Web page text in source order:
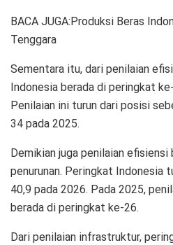
BACA JUGA:Produksi Beras
Tenggara
Sementara itu, dari penilaian
Indonesia berada di peringkat
Penilaian ini turun dari posisi
34 pada 2025.
Demikian juga penilaian
penurunan. Peringkat Indonesia
40,9 pada 2026. Pada 2025,
berada di peringkat ke-26.
Dari penilaian infrastruktur,